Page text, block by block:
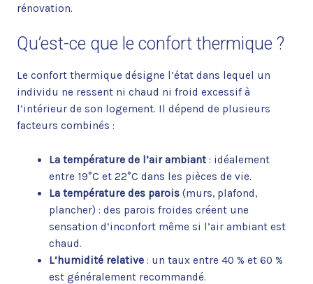
rénovation.
Qu’est-ce que le confort thermique ?
Le confort thermique désigne l’état dans lequel un
individu ne ressent ni chaud ni froid excessif à
l’intérieur de son logement. Il dépend de plusieurs
facteurs combinés :
La température de l’air ambiant : idéalement
entre 19°C et 22°C dans les pièces de vie.
La température des parois (murs, plafond,
plancher) : des parois froides créent une
sensation d’inconfort même si l’air ambiant est
chaud.
L’humidité relative : un taux entre 40 % et 60 %
est généralement recommandé.